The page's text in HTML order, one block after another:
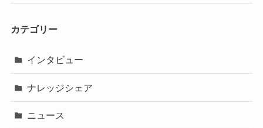
カテゴリー
インタビュー
ナレッジシェア
ニュース